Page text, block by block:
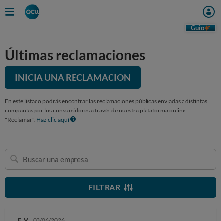
Guio
Últimas reclamaciones
INICIA UNA RECLAMACIÓN
En este listado podrás encontrar las reclamaciones públicas enviadas a distintas
compañías por los consumidores a través de nuestra plataforma online
"Reclamar". Haz clic aquí
Buscar
una
empresa
FILTRAR